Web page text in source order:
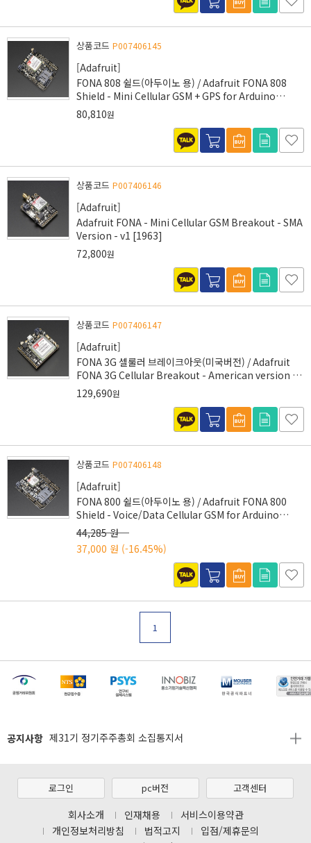
상품코드 P007406145
[Adafruit]
FONA 808 쉴드(아두이노 용) / Adafruit FONA 808
Shield - Mini Cellular GSM + GPS for Arduino
[2636]
80,810원
상품코드 P007406146
[Adafruit]
Adafruit FONA - Mini Cellular GSM Breakout - SMA
Version - v1 [1963]
72,800원
상품코드 P007406147
[Adafruit]
FONA 3G 셀룰러 브레이크아웃(미국버전) / Adafruit
FONA 3G Cellular Breakout - American version -
Without Free Ting Sim Card [2687]
129,690원
상품코드 P007406148
[Adafruit]
FONA 800 쉴드(아두이노 용) / Adafruit FONA 800
Shield - Voice/Data Cellular GSM for Arduino
[2468]
44,285 원
37,000 원 (-16.45%)
1
공지사항
[마일리지 적립 및 사용 정책 개편 안내]
제31기 정기주주총회 소집통지서
[2026년 8월 신용카드 무이자 행사 안내]
제31기 정기주주총회 소집통지서
[마일리지 적립 및 사용 정책 개편 안내]
로그인 pc버전 고객센터
회사소개 인재채용
서비스이용약관
개인정보처리방침
법적고지
입점/제휴문의